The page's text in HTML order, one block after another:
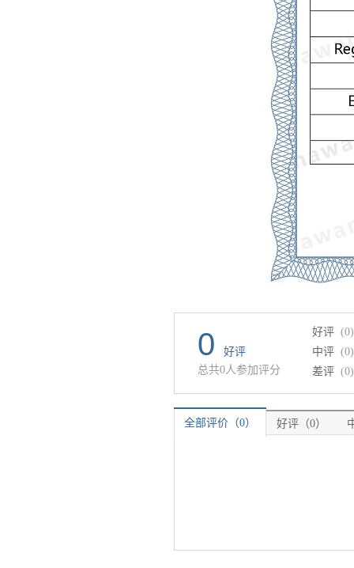
0
好评
总共0人参加评分
好评 (0)
中评 (0)
差评 (0)
全部评价（0） 好评（0）